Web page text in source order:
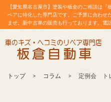
【愛知県名古屋市】塗装や板金のご相談は
ペアに特化した専門店です。ご予算に合わせ
ませ。新中古車の販売も行っております。
トップ コラム 定例会 ト